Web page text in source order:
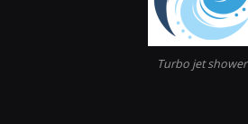
Turbo jet shower